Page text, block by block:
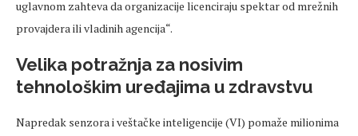
uglavnom zahteva da organizacije licenciraju spektar od mrežnih
provajdera ili vladinih agencija“.
Velika potražnja za nosivim
tehnološkim uređajima u zdravstvu
Napredak senzora i veštačke inteligencije (VI) pomaže milionima